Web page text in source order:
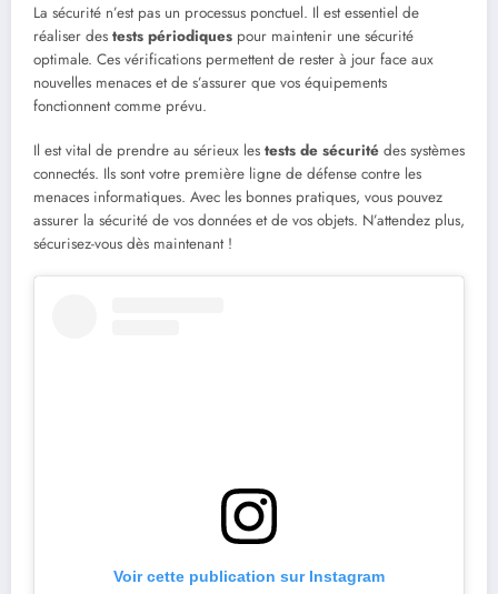
La sécurité n’est pas un processus ponctuel. Il est essentiel de
réaliser des tests périodiques pour maintenir une sécurité
optimale. Ces vérifications permettent de rester à jour face aux
nouvelles menaces et de s’assurer que vos équipements
fonctionnent comme prévu.
Il est vital de prendre au sérieux les tests de sécurité des systèmes
connectés. Ils sont votre première ligne de défense contre les
menaces informatiques. Avec les bonnes pratiques, vous pouvez
assurer la sécurité de vos données et de vos objets. N’attendez plus,
sécurisez-vous dès maintenant !
Voir cette publication sur Instagram